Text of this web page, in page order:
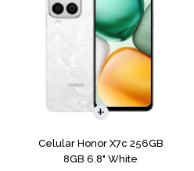
Celular Honor X7c 256GB
8GB 6.8" White
COMPARAR